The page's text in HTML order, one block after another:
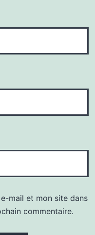
mail et mon site dans
commentaire.